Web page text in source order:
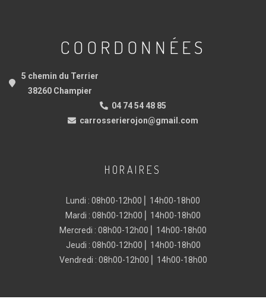
COORDONNÉES
5 chemin du Terrier
38260 Champier
04 74 54 48 85
carrosserierojon@gmail.com
HORAIRES
Lundi : 08h00-12h00 ⎜ 14h00-18h00
Mardi : 08h00-12h00 ⎜ 14h00-18h00
Mercredi : 08h00-12h00 ⎜ 14h00-18h00
Jeudi : 08h00-12h00 ⎜ 14h00-18h00
Vendredi : 08h00-12h00 ⎜ 14h00-18h00